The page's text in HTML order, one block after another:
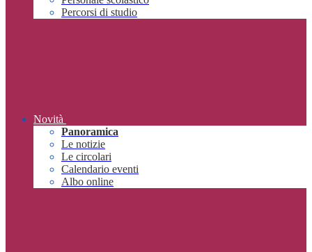
Percorsi di studio
Novità
Panoramica
Le notizie
Le circolari
Calendario eventi
Albo online